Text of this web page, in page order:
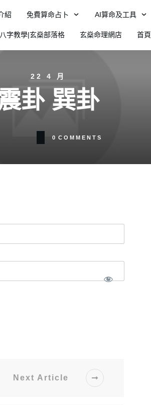
紹 免費算命占卜 AI算命及工具
字教學|玄燊部落格 玄燊命理網店 首頁
22 4 月
卦 巽卦
0 COMMENTS
Next Article